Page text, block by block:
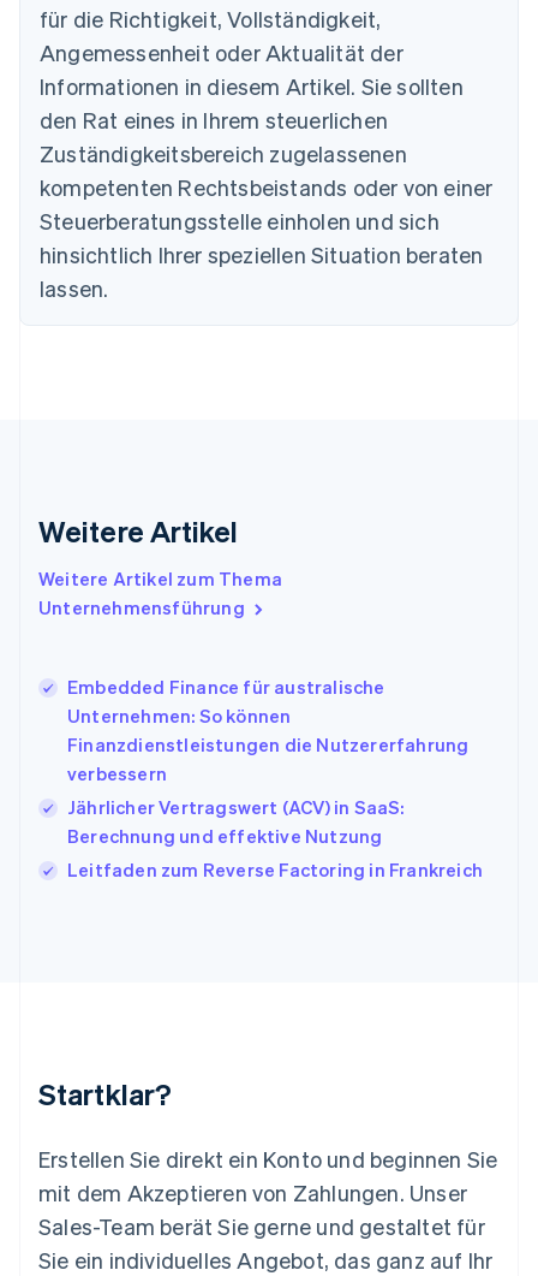
für die Richtigkeit, Vollständigkeit,
Angemessenheit oder Aktualität der
Informationen in diesem Artikel. Sie sollten
den Rat eines in Ihrem steuerlichen
Zuständigkeitsbereich zugelassenen
kompetenten Rechtsbeistands oder von einer
Steuerberatungsstelle einholen und sich
hinsichtlich Ihrer speziellen Situation beraten
lassen.
Weitere Artikel
Weitere Artikel zum Thema
Unternehmensführung
Embedded Finance für australische
Unternehmen: So können
Finanzdienstleistungen die Nutzererfahrung
verbessern
Jährlicher Vertragswert (ACV) in SaaS:
Berechnung und effektive Nutzung
Leitfaden zum Reverse Factoring in Frankreich
Startklar?
Erstellen Sie direkt ein Konto und beginnen Sie
mit dem Akzeptieren von Zahlungen. Unser
Sales-Team berät Sie gerne und gestaltet für
Sie ein individuelles Angebot, das ganz auf Ihr
Brasilien
English
Bulgarien
English
Dänemark
Deutschland
DeutschEnglish
Estland
English
Festlandchina
简体中文
EnglishSvenska
English
English
Italien
日本語 English
English Français
Kroatien
EnglishItaliano
Lettland
Liechtenstein
Deutsch English
Mexiko
English
Niederlande
Nederlands English
Norwegen
English